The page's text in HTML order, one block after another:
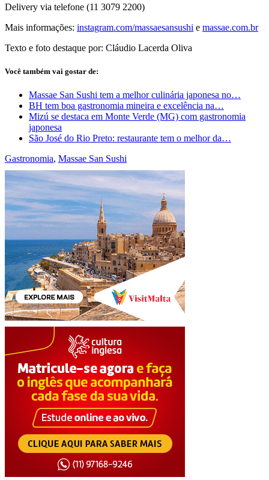
Delivery via telefone (11 3079 2200)
Mais informações: instagram.com/massaesansushi e massae.com.br
Texto e foto destaque por: Cláudio Lacerda Oliva
Você também vai gostar de:
Massae San Sushi tem a melhor culinária japonesa no…
BH tem boa gastronomia mineira e excelência na…
Mizú se destaca em Monte Verde (MG) com gastronomia
japonesa
São José do Rio Preto: restaurante tem o melhor da…
Gastronomia, Massae San Sushi